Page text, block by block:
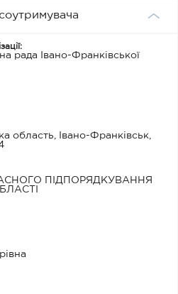
рада Івано-Франківської
область, Івано-Франківськ,
ПІДПОРЯДКУВАННЯ